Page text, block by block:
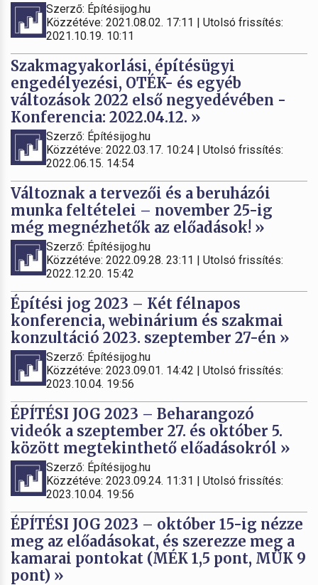
Szerző: Építésijog.hu
Közzétéve: 2021.08.02. 17:11 | Utolsó frissítés:
2021.10.19. 10:11
Szakmagyakorlási, építésügyi
engedélyezési, OTÉK- és egyéb
változások 2022 első negyedévében -
Konferencia: 2022.04.12. »
Szerző: Építésijog.hu
Közzétéve: 2022.03.17. 10:24 | Utolsó frissítés:
2022.06.15. 14:54
Változnak a tervezői és a beruházói
munka feltételei – november 25-ig
még megnézhetők az előadások! »
Szerző: Építésijog.hu
Közzétéve: 2022.09.28. 23:11 | Utolsó frissítés:
2022.12.20. 15:42
Építési jog 2023 – Két félnapos
konferencia, webinárium és szakmai
konzultáció 2023. szeptember 27-én »
Szerző: Építésijog.hu
Közzétéve: 2023.09.01. 14:42 | Utolsó frissítés:
2023.10.04. 19:56
ÉPÍTÉSI JOG 2023 – Beharangozó
videók a szeptember 27. és október 5.
között megtekinthető előadásokról »
Szerző: Építésijog.hu
Közzétéve: 2023.09.24. 11:31 | Utolsó frissítés:
2023.10.04. 19:56
ÉPÍTÉSI JOG 2023 – október 15-ig nézze
meg az előadásokat, és szerezze meg a
kamarai pontokat (MÉK 1,5 pont, MÜK 9
pont) »